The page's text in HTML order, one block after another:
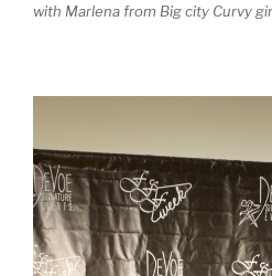
with Marlena from Big city Curvy